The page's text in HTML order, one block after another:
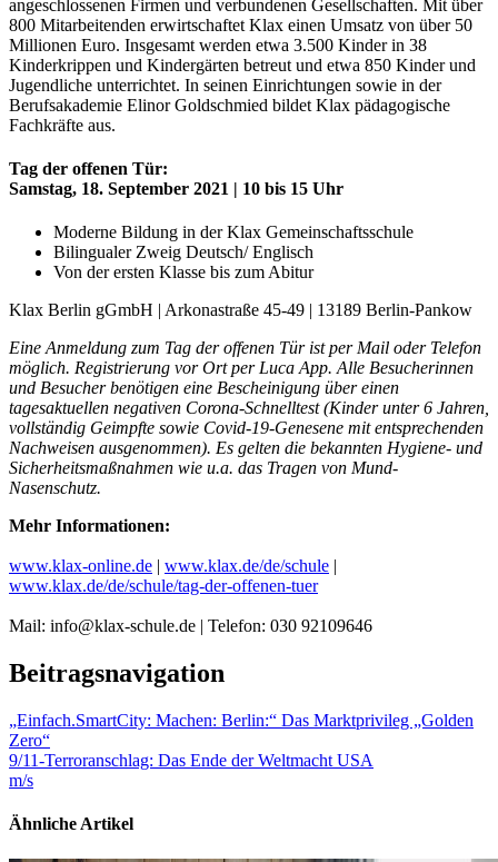
angeschlossenen Firmen und verbundenen Gesellschaften. Mit über
800 Mitarbeitenden erwirtschaftet Klax einen Umsatz von über 50
Millionen Euro. Insgesamt werden etwa 3.500 Kinder in 38
Kinderkrippen und Kindergärten betreut und etwa 850 Kinder und
Jugendliche unterrichtet. In seinen Einrichtungen sowie in der
Berufsakademie Elinor Goldschmied bildet Klax pädagogische
Fachkräfte aus.
Tag der offenen Tür:
Samstag, 18. September 2021 | 10 bis 15 Uhr
Moderne Bildung in der Klax Gemeinschaftsschule
Bilingualer Zweig Deutsch/ Englisch
Von der ersten Klasse bis zum Abitur
Klax Berlin gGmbH | Arkonastraße 45-49 | 13189 Berlin-Pankow
Eine Anmeldung zum Tag der offenen Tür ist per Mail oder Telefon
möglich. Registrierung vor Ort per Luca App. Alle Besucherinnen
und Besucher benötigen eine Bescheinigung über einen
tagesaktuellen negativen Corona-Schnelltest (Kinder unter 6 Jahren,
vollständig Geimpfte sowie Covid-19-Genesene mit entsprechenden
Nachweisen ausgenommen). Es gelten die bekannten Hygiene- und
Sicherheitsmaßnahmen wie u.a. das Tragen von Mund-
Nasenschutz.
Mehr Informationen:
www.klax-online.de | www.klax.de/de/schule |
www.klax.de/de/schule/tag-der-offenen-tuer
Mail: info@klax-schule.de | Telefon: 030 92109646
Beitragsnavigation
„Einfach.SmartCity: Machen: Berlin:“ Das Marktprivileg „Golden
Zero“
9/11-Terroranschlag: Das Ende der Weltmacht USA
m/s
Ähnliche Artikel